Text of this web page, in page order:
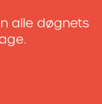
alle døgnets